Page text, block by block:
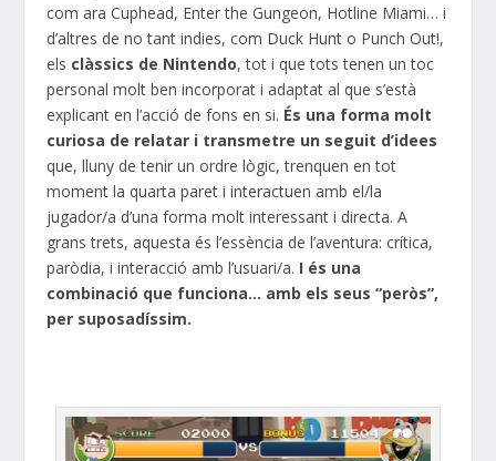
com ara Cuphead, Enter the Gungeon, Hotline Miami… i
d’altres de no tant indies, com Duck Hunt o Punch Out!,
els clàssics de Nintendo, tot i que tots tenen un toc
personal molt ben incorporat i adaptat al que s’està
explicant en l’acció de fons en si. És una forma molt
curiosa de relatar i transmetre un seguit d’idees
que, lluny de tenir un ordre lògic, trenquen en tot
moment la quarta paret i interactuen amb el/la
jugador/a d’una forma molt interessant i directa. A
grans trets, aquesta és l’essència de l’aventura: crítica,
paròdia, i interacció amb l’usuari/a. I és una
combinació que funciona… amb els seus “peròs”,
per suposadíssim.